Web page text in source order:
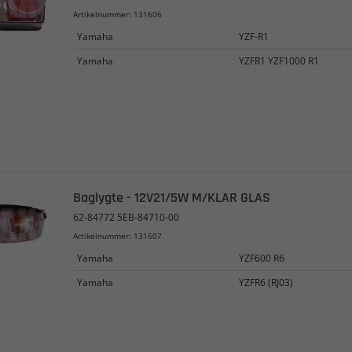
Artikelnummer: 131606
Yamaha
YZF-R1
Yamaha
YZFR1 YZF1000 R1
Baglygte - 12V21/5W M/KLAR GLAS
62-84772 5EB-84710-00
Artikelnummer: 131607
Yamaha
YZF600 R6
Yamaha
YZFR6 (RJ03)